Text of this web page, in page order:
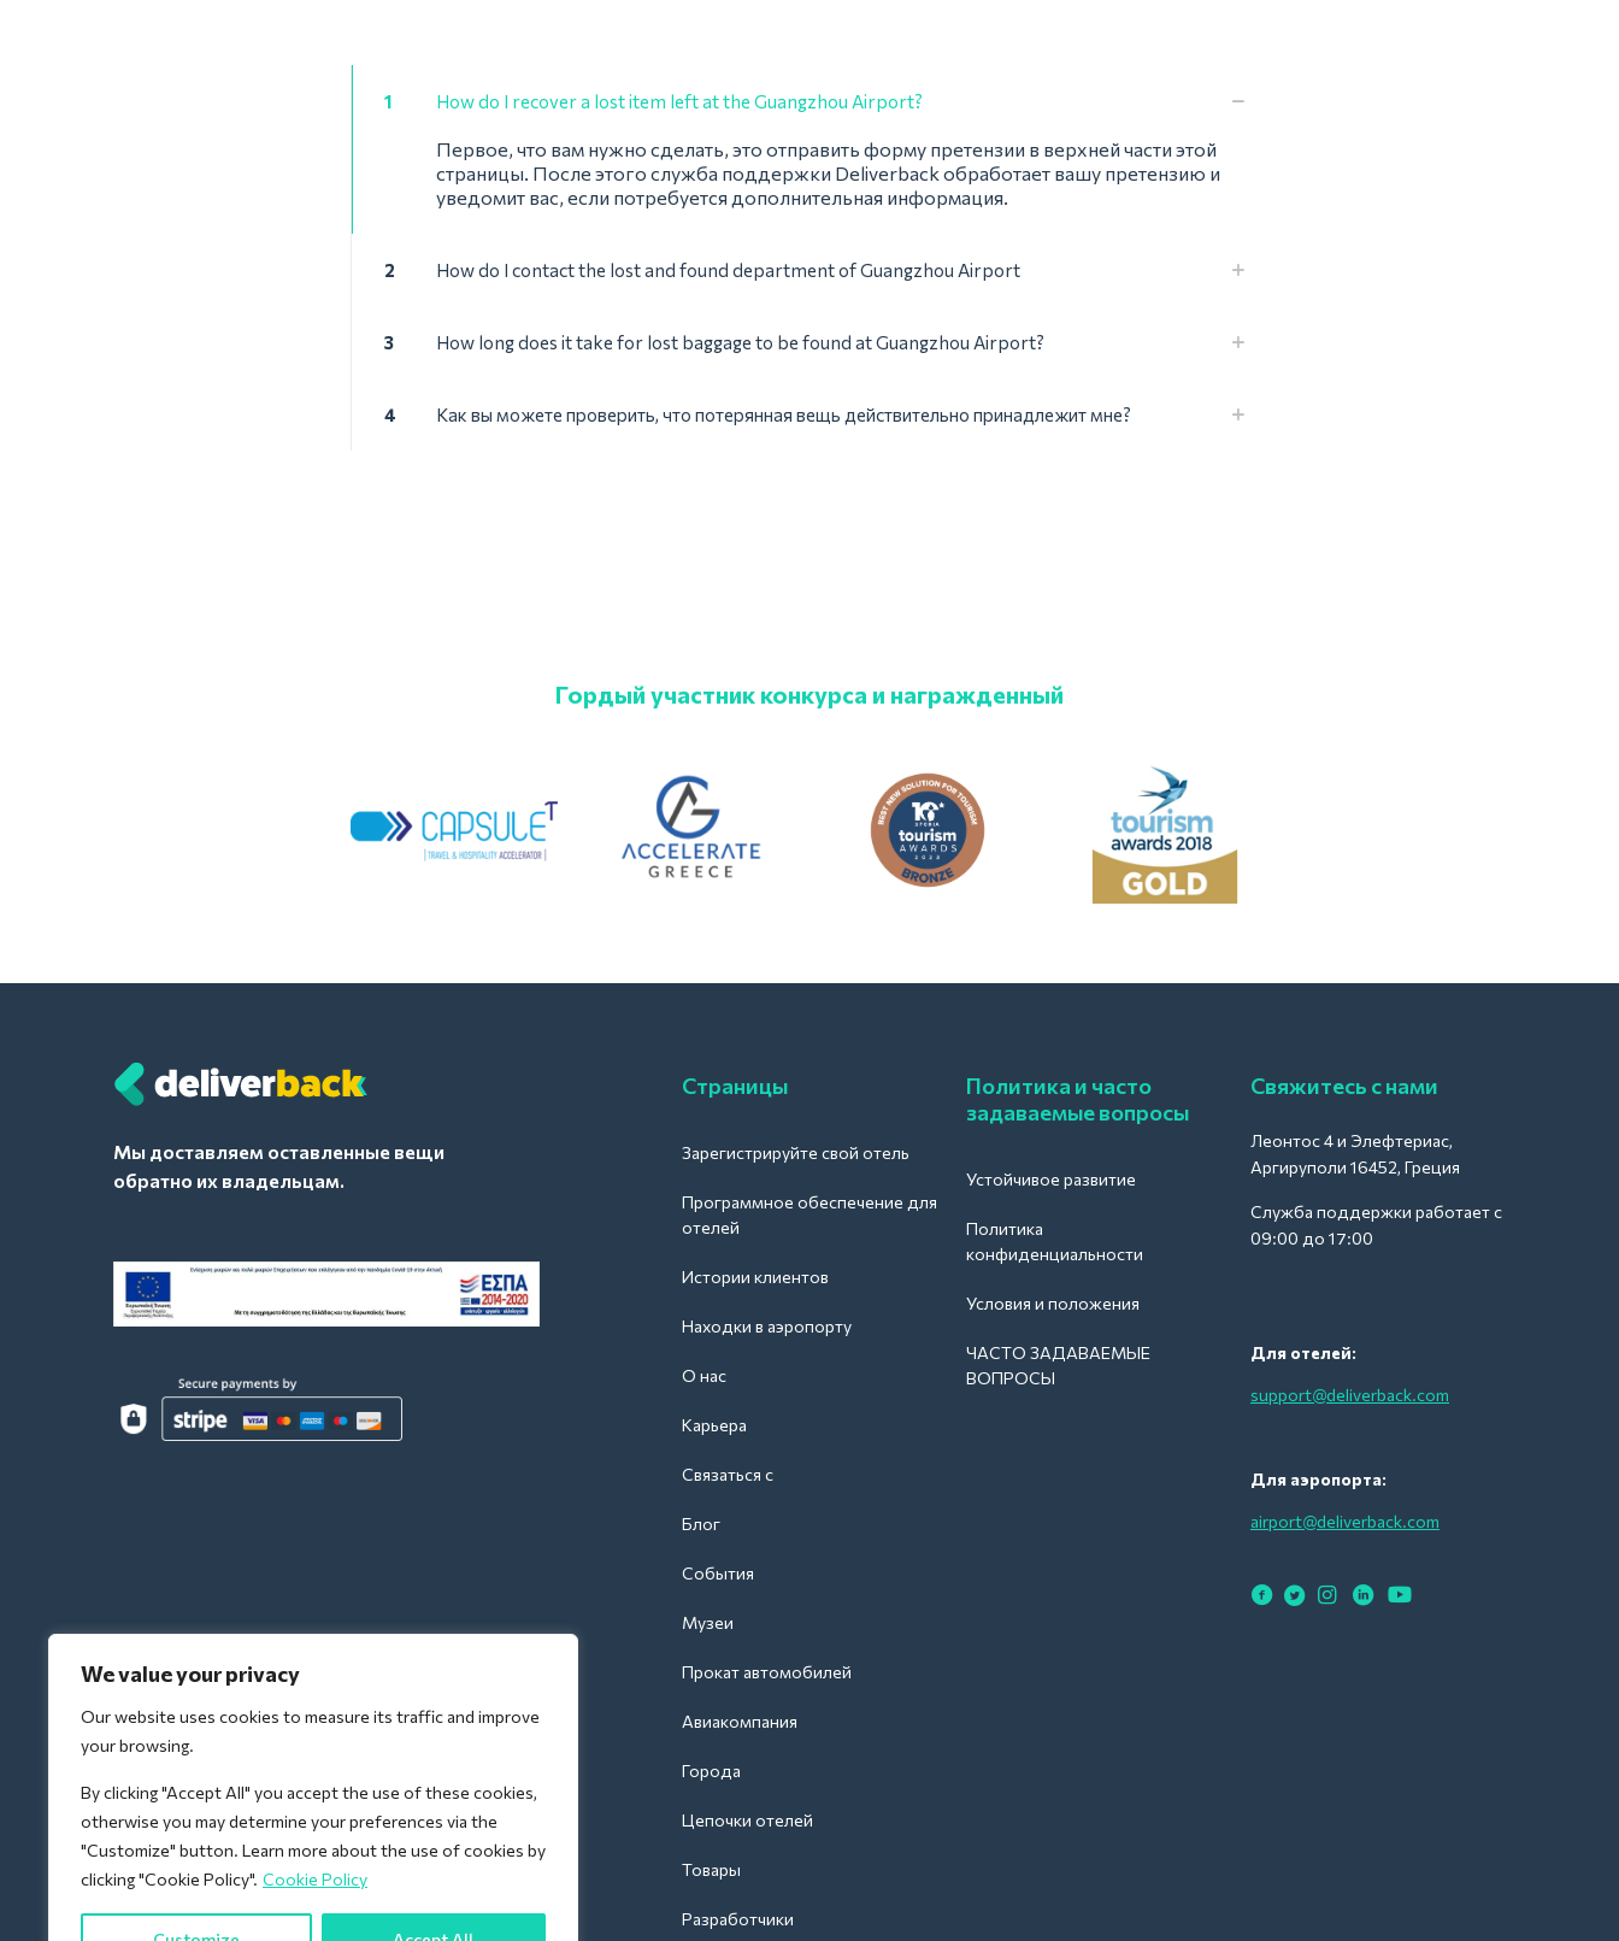
We value your privacy
Our website uses cookies to measure its traffic and improve
your browsing.
By clicking "Accept All" you accept the use of these cookies,
otherwise you may determine your preferences via the
"Customize" button. Learn more about the use of cookies by
clicking "Cookie Policy". Cookie Policy
1 How do I recover a lost item left at the Guangzhou Airport?
Первое, что вам нужно сделать, это отправить форму претензии в верхней части этой
страницы. После этого служба поддержки Deliverback обработает вашу претензию и
уведомит вас, если потребуется дополнительная информация.
2 How do I contact the lost and found department of Guangzhou Airport
3 How long does it take for lost baggage to be found at Guangzhou Airport?
4 Как вы можете проверить, что потерянная вещь действительно принадлежит мне?
Гордый участник конкурса и награжденный
Мы доставляем оставленные вещи
обратно их владельцам.
Страницы
Зарегистрируйте свой отель
Программное обеспечение для
отелей
Истории клиентов
Находки в аэропорту
О нас
Карьера
Связаться с
Блог
События
Музеи
Прокат автомобилей
Авиакомпания
Города
Цепочки отелей
Товары
Разработчики
Политика и часто
задаваемые вопросы
Устойчивое развитие
Политика
конфиденциальности
Условия и положения
ЧАСТО ЗАДАВАЕМЫЕ
ВОПРОСЫ
Свяжитесь с нами
Леонтос 4 и Элефтериас,
Аргируполи 16452, Греция
Служба поддержки работает с
09:00 до 17:00
Для отелей:
support@deliverback.com
Для аэропорта:
airport@deliverback.com